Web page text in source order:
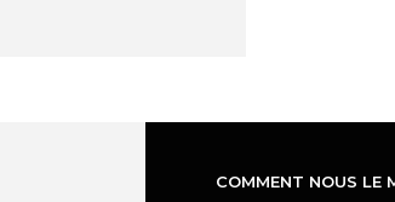
COMMENT NOUS LE